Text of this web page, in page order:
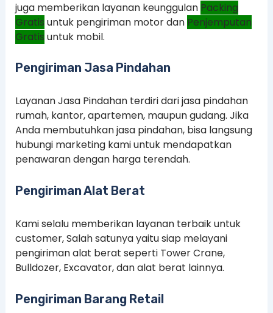
juga memberikan layanan keunggulan Packing
Gratis untuk pengiriman motor dan Penjemputan
Gratis untuk mobil.
Pengiriman Jasa Pindahan
Layanan Jasa Pindahan terdiri dari jasa pindahan
rumah, kantor, apartemen, maupun gudang. Jika
Anda membutuhkan jasa pindahan, bisa langsung
hubungi marketing kami untuk mendapatkan
penawaran dengan harga terendah.
Pengiriman Alat Berat
Kami selalu memberikan layanan terbaik untuk
customer, Salah satunya yaitu siap melayani
pengiriman alat berat seperti Tower Crane,
Bulldozer, Excavator, dan alat berat lainnya.
Pengiriman Barang Retail